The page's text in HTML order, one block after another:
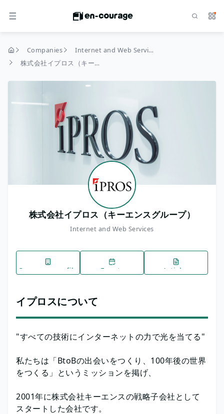
MENU Search
home Companies
Internet and Web Services
株式会社イプロス（キーエンスグループ）
株式会社イプロス（キーエンスグループ）
Internet and Web Services
Company profile Events Articles
イプロスについて
"すべての技術にインターネットの力で光を当てる"
私たちは「BtoBの出会いをつくり、100年後の世界
をつくる」というミッションを掲げ、
2001年に株式会社キーエンスの戦略子会社として
スタートした会社です。